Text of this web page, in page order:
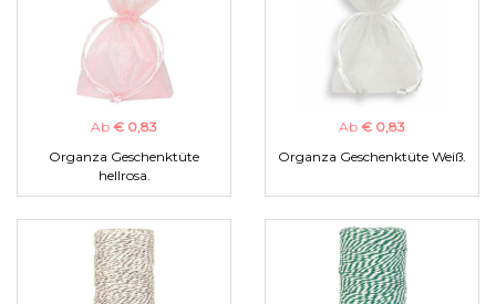
Ab € 0,83
Organza Geschenktüte
hellrosa.
Ab € 0,83
Organza Geschenktüte Weiß.